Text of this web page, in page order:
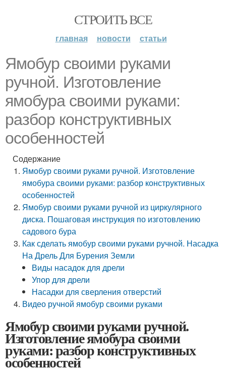
СТРОИТЬ ВСЕ
главная новости статьи
Ямобур своими руками
ручной. Изготовление
ямобура своими руками:
разбор конструктивных
особенностей
Содержание
Ямобур своими руками ручной. Изготовление
ямобура своими руками: разбор конструктивных
особенностей
Ямобур своими руками ручной из циркулярного
диска. Пошаговая инструкция по изготовлению
садового бура
Как сделать ямобур своими руками ручной. Насадка
На Дрель Для Бурения Земли
Виды насадок для дрели
Упор для дрели
Насадки для сверления отверстий
Видео ручной ямобур своими руками
Ямобур своими руками ручной.
Изготовление ямобура своими
руками: разбор конструктивных
особенностей